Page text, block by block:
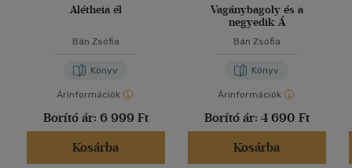
Alétheia él
Bán Zsófia
Könyv
Árinformációk
Borító ár: 6 999 Ft
Kosárba
Vagánybagoly és a
negyedik Á
Bán Zsófia
Könyv
Árinformációk
Borító ár: 4 690 Ft
Kosárba